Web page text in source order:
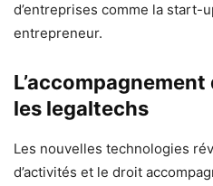
d’entreprises comme la start-
entrepreneur.
les legaltechs
Les nouvelles technologies
d’activités et le droit